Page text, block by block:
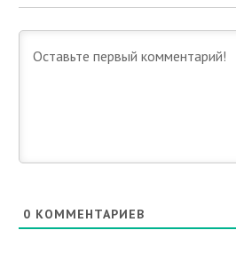
0 КОММЕНТАРИЕВ